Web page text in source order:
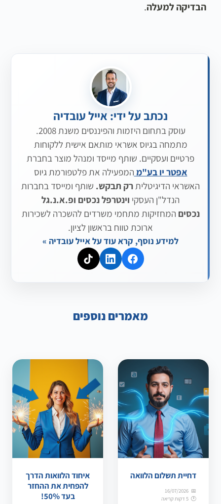
הבדיקה למעלה.
נכתב על ידי: אייל עובדיה
עוסק בתחום היזמות והפיננסים משנת 2008.
מתמחה בגיוס אשראי מותאם אישית ללקוחות
פרטיים ועסקיים. שותף מייסד ומנהל מוצר בחברת
אפטר יו בע"מ המפעילה את פלטפורמת גיוס
האשראי הדיגיטליתרק תבקש. שותף ומייסד בחברות
הנדל"ן העסקי וינטרפל נכסים ופ.א.נ.גל
נכסים המחזיקות מתחמי משרדים להשכרה לשכירות
ארוכת טווח בראשון לציון.
למידע נוסף, קרא עוד על אייל עובדיה »
מאמרים נוספים
דחיית תשלום הלוואה
16/07/2026
5 דקות קריאה
איחוד הלוואות הדרך
להפחית את ההחזר
בעד 50%!